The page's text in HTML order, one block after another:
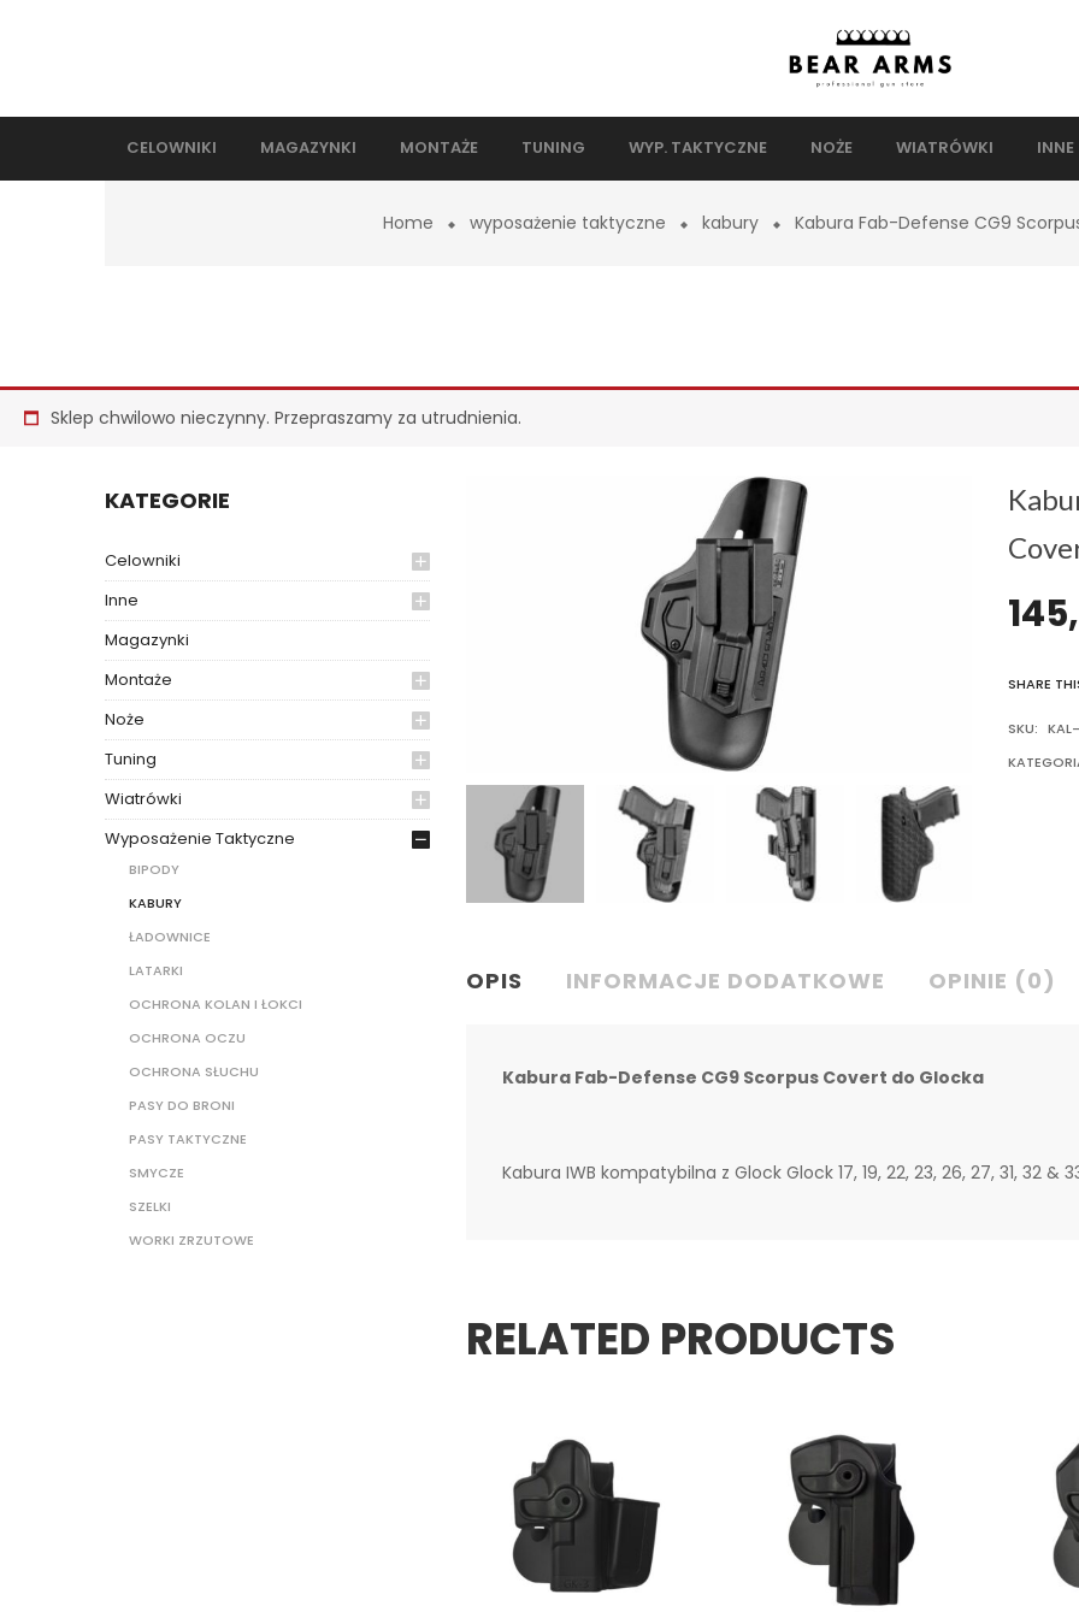
CELOWNIKI MAGAZYNKI MONTAŻE TUNING WYP. TAKTYCZNE NOŻE WIATRÓWKI INNE
Home wyposażenie taktyczne kabury Kabura Fab-Defense CG9
Sklep chwilowo nieczynny. Przepraszamy za utrudnienia.
KATEGORIE
Celowniki
Inne
Magazynki
Montaże
Noże
Tuning
Wiatrówki
Wyposażenie Taktyczne
BIPODY
KABURY
ŁADOWNICE
LATARKI
OCHRONA KOLAN I ŁOKCI
OCHRONA OCZU
OCHRONA SŁUCHU
PASY DO BRONI
PASY TAKTYCZNE
SMYCZE
SZELKI
WORKI ZRZUTOWE
SHARE
SKU:
OPIS INFORMACJE DODATKOWE OPINIE (0)
Kabura Fab-Defense CG9 Scorpus Covert do Glocka
Kabura IWB kompatybilna z Glock Glock 17, 19, 22, 23, 26, 27, 31, 32 &
RELATED PRODUCTS